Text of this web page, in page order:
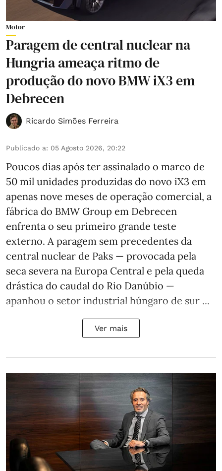
Motor
Paragem de central nuclear na
Hungria ameaça ritmo de
produção do novo BMW iX3 em
Debrecen
Ricardo Simões Ferreira
Publicado a: 05 Agosto 2026, 20:22
Poucos dias após ter assinalado o marco de
50 mil unidades produzidas do novo iX3 em
apenas nove meses de operação comercial, a
fábrica do BMW Group em Debrecen
enfrenta o seu primeiro grande teste
externo. A paragem sem precedentes da
central nuclear de Paks — provocada pela
seca severa na Europa Central e pela queda
drástica do caudal do Rio Danúbio —
apanhou o setor industrial húngaro de sur ...
Ver mais